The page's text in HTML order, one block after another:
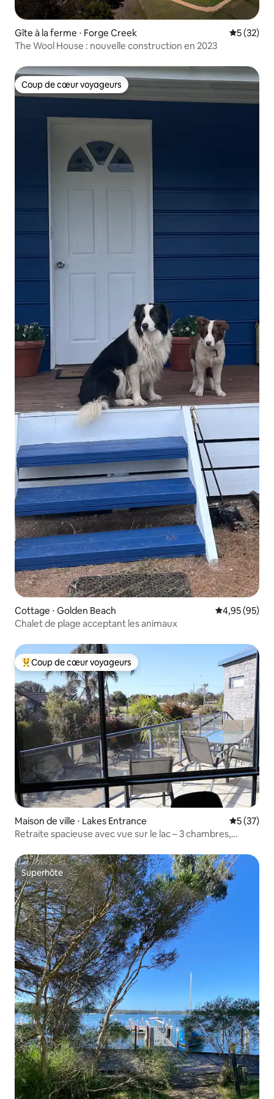
Gîte à la ferme ⋅ Forge Creek
5 (32)
The Wool House : nouvelle construction en 2023
Coup de cœur voyageurs
Coup de cœur voyageurs
Cottage ⋅ Golden Beach Évaluation
4,95 (95)
Chalet de plage acceptant les animaux
Coups de cœur voyageurs les plus appréciés
Coup de cœur voyageurs
Maison de ville ⋅ Lakes Entrance
5 (37)
Retraite spacieuse avec vue sur le lac – 3 chambres,
Superhôte
Superhôte